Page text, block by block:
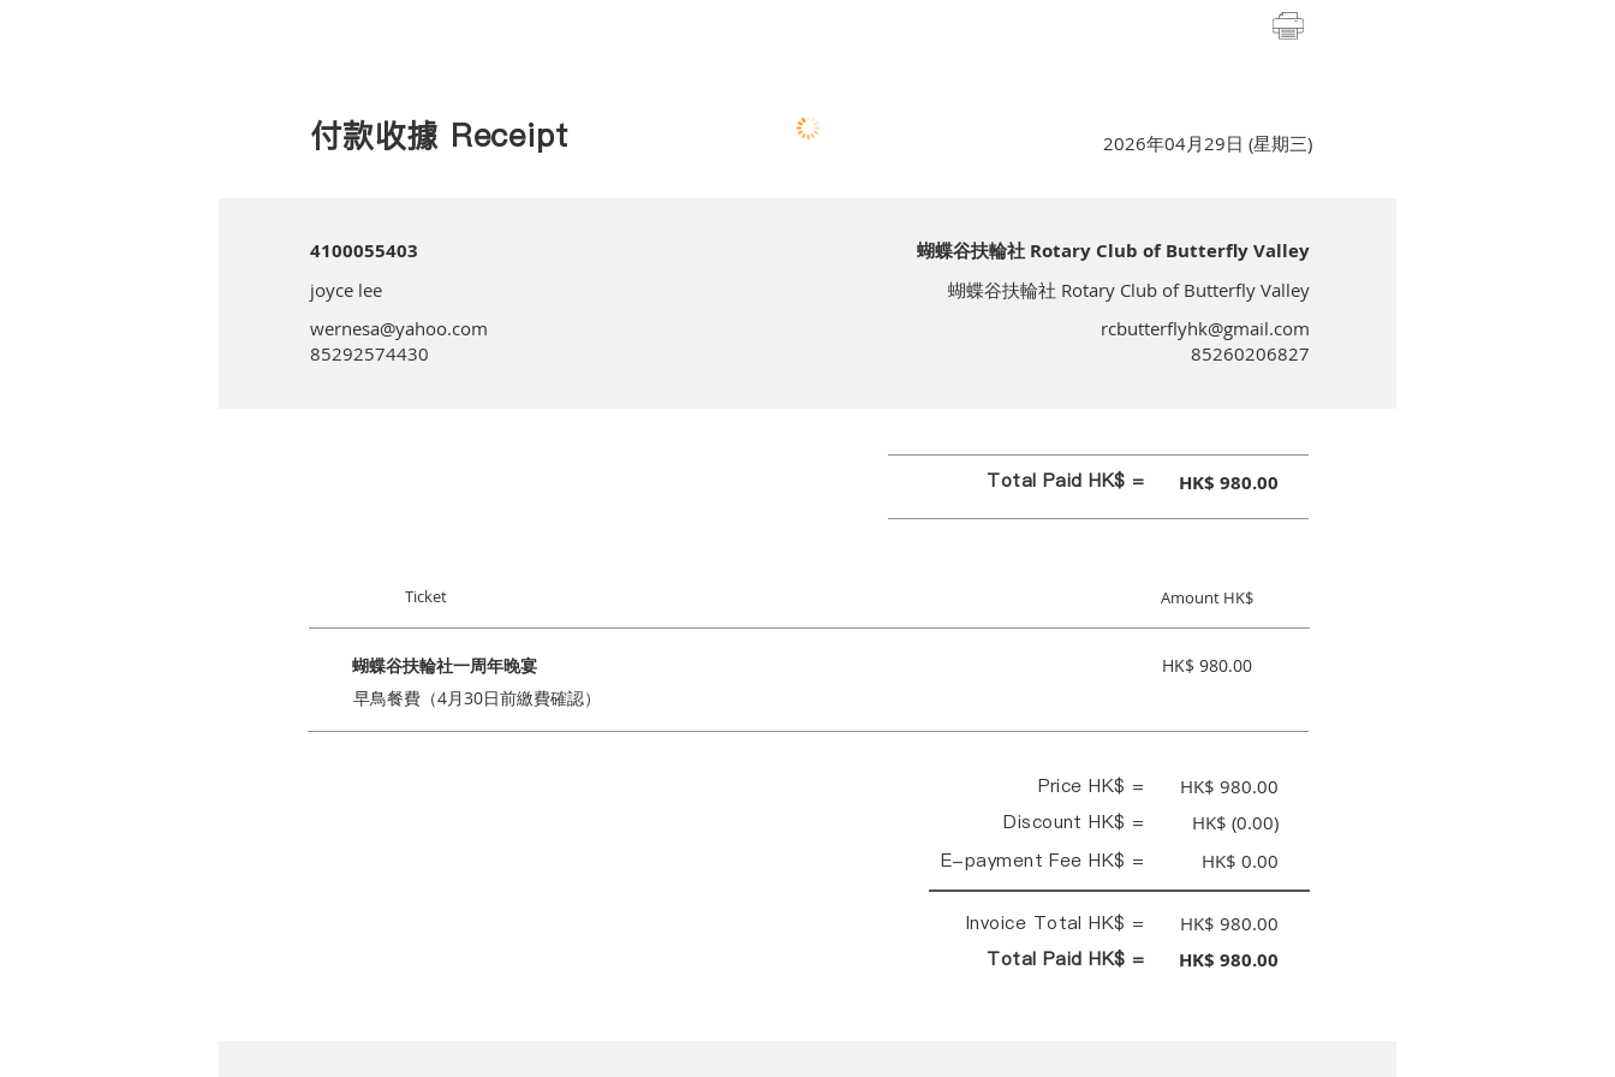
付款收據 Receipt 2026年04月29日 (星期三)
4100055403
joyce lee
wernesa@yahoo.com
85292574430
蝴蝶谷扶輪社 Rotary Club of Butterfly Valley
蝴蝶谷扶輪社 Rotary Club of Butterfly Valley
rcbutterflyhk@gmail.com
85260206827
Total Paid HK$ = HK$ 980.00
Ticket Amount HK$
蝴蝶谷扶輪社一周年晚宴
HK$ 980.00
早鳥餐費（4月30日前繳費確認）
Price HK$ = HK$ 980.00
Discount HK$ = HK$ (0.00)
E-payment Fee HK$ = HK$ 0.00
Invoice Total HK$ = HK$ 980.00
Total Paid HK$ = HK$ 980.00